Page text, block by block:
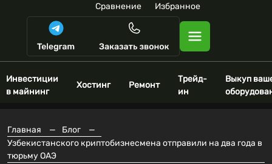
Сравнение Избранное
Инвестиции
в майнинг
Хостинг Ремонт
Трейд-
ин
Выкуп
Главная — Блог
—
Узбекистанского криптобизнесмена отправили на два года в
тюрьму ОАЭ